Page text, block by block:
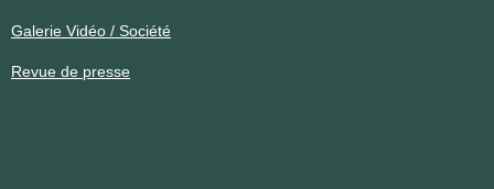
Galerie Vidéo / Société
Revue de presse